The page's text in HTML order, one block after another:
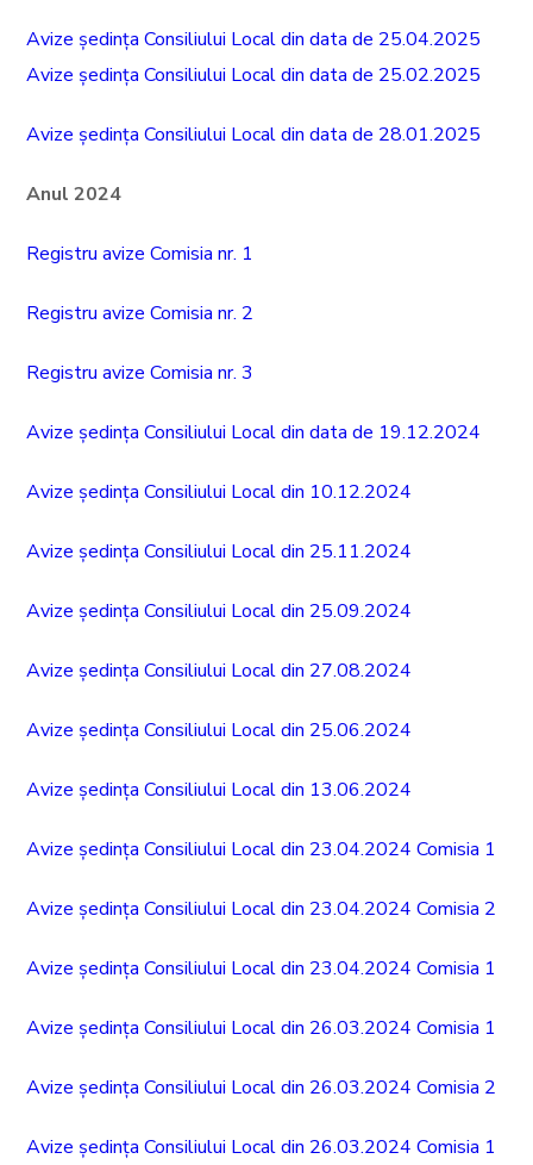
Avize ședința Consiliului Local din data de 25.04.2025
Avize ședința Consiliului Local din data de 25.02.2025
Avize ședința Consiliului Local din data de 28.01.2025
Anul 2024
Registru avize Comisia nr. 1
Registru avize Comisia nr. 2
Registru avize Comisia nr. 3
Avize ședința Consiliului Local din data de 19.12.2024
Avize ședința Consiliului Local din 10.12.2024
Avize ședința Consiliului Local din 25.11.2024
Avize ședința Consiliului Local din 25.09.2024
Avize ședința Consiliului Local din 27.08.2024
Avize ședința Consiliului Local din 25.06.2024
Avize ședința Consiliului Local din 13.06.2024
Avize ședința Consiliului Local din 23.04.2024 Comisia 1
Avize ședința Consiliului Local din 23.04.2024 Comisia 2
Avize ședința Consiliului Local din 23.04.2024 Comisia 1
Avize ședința Consiliului Local din 26.03.2024 Comisia 1
Avize ședința Consiliului Local din 26.03.2024 Comisia 2
Avize ședința Consiliului Local din 26.03.2024 Comisia 1